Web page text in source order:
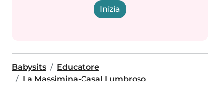
Inizia
Babysits
Educatore
La Massimina-Casal Lumbroso